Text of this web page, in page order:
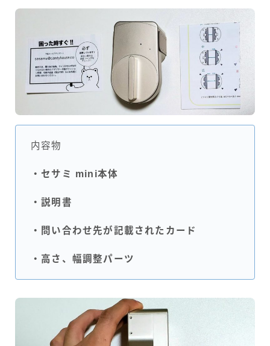
内容物
・セサミ mini本体
・説明書
・問い合わせ先が記載されたカード
・高さ、幅調整パーツ